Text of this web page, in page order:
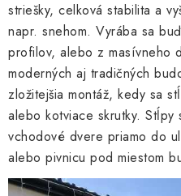
striešky, celková stabilita a
napr. snehom. Vyrába sa
profilov, alebo z masívneho
moderných aj tradičných
zložitejšia montáž, kedy sa
alebo kotviace skrutky. Stĺpy
vchodové dvere priamo do
alebo pivnicu pod miestom